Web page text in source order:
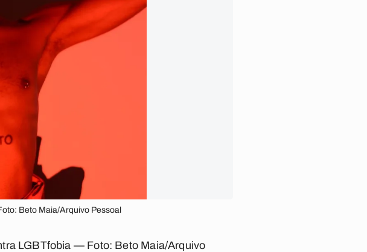
Beto Maia/Arquivo Pessoal
LGBTfobia — Foto: Beto Maia/Arquivo